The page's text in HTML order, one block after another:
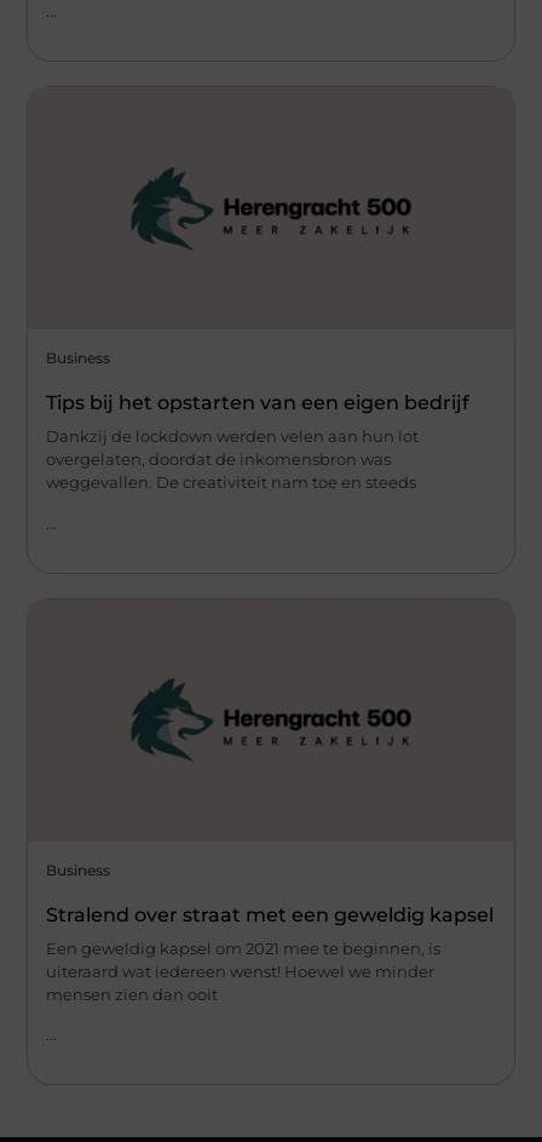
...
Business
Tips bij het opstarten van een eigen bedrijf
Dankzij de lockdown werden velen aan hun lot
overgelaten, doordat de inkomensbron was
weggevallen. De creativiteit nam toe en steeds
Business
Stralend over straat met een geweldig kapsel
Een geweldig kapsel om 2021 mee te beginnen, is
uiteraard wat iedereen wenst! Hoewel we minder
mensen zien dan ooit